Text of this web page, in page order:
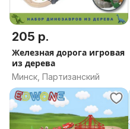
205 р.
Железная дорога игровая
из дерева
Минск, Партизанский